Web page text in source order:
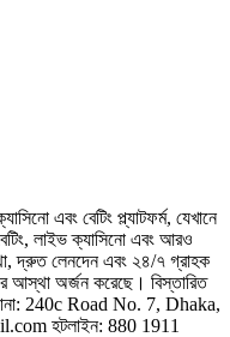
এবং বেটিং প্ল্যাটফর্ম, যেখানে
লাইভ ক্যাসিনো এবং আরও
দ্রুত লেনদেন এবং ২৪/৭ গ্রাহক
আস্থা অর্জন করেছে। বিস্তারিত
240c Road No. 7, Dhaka,
হটলাইন: 880 1911